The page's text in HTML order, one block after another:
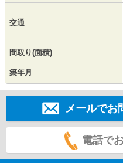
交通
間取り(面積)
築年月
メールでお
電話で